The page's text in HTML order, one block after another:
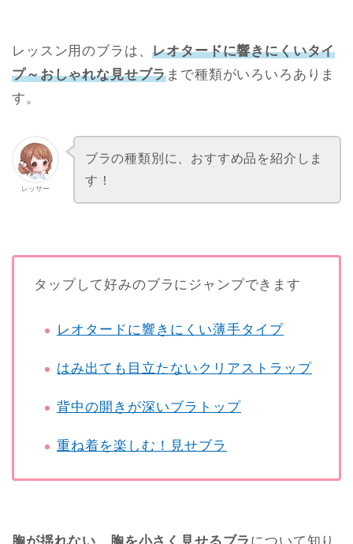
レッスン用のブラは、レオタードに響きにくいタイ
プ～おしゃれな見せブラまで種類がいろいろありま
す。
レッサー
ブラの種類別に、おすすめ品を紹介しま
す！
タップして好みのブラにジャンプできます
レオタードに響きにくい薄手タイプ
はみ出ても目立たないクリアストラップ
背中の開きが深いブラトップ
重ね着を楽しむ！見せブラ
胸が揺れない、胸を小さく見せるブラ について知り